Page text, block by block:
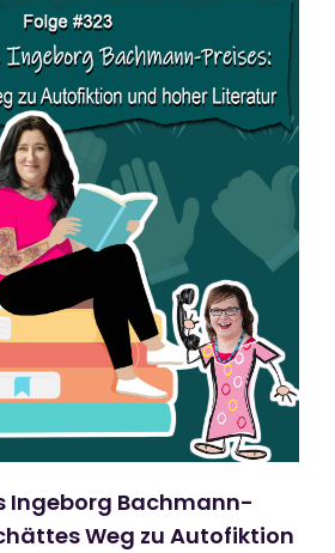
Ingeborg Bachmann-
Weg zu Autofiktion